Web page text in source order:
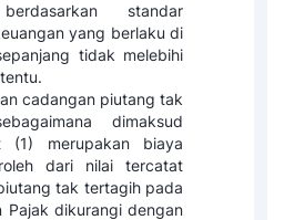
standar
yang berlaku di
tidak melebihi
cadangan piutang tak
dimaksud
(1) merupakan biaya
dari nilai tercatat
tak tertagih pada
Pajak dikurangi dengan